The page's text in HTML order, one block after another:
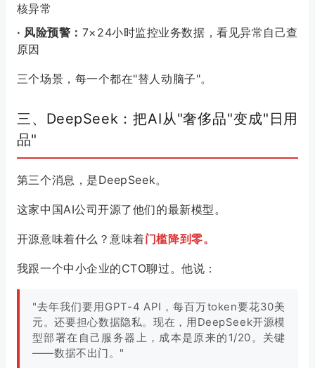
核异常
· 风险预警： 7×24小时监控业务数据，看见异常自己查
原因
三个场景，每一个都在"替人动脑子"。
三、DeepSeek：把AI从"奢侈品"变成"日用
品"
第三个消息，是DeepSeek。
这家中国AI公司开源了他们的最新模型。
开源意味着什么？意味着门槛降到零。
我跟一个中小企业的CTO聊过。他说：
"去年我们要用GPT-4 API，每百万token要花30美
元。还要担心数据隐私。现在，用DeepSeek开源模
型部署在自己服务器上，成本是原来的1/20。关键
——数据不出门。"